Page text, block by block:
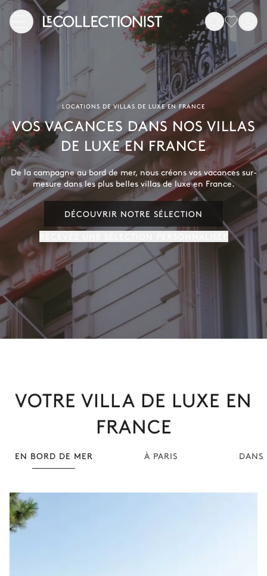
LOCATIONS DE VILLAS DE LUXE EN FRANCE
VOS VACANCES DANS NOS VILLAS
DE LUXE EN FRANCE
De la campagne au bord de mer, nous créons vos vacances sur-
mesure dans les plus belles villas de luxe en France.
DÉCOUVRIR NOTRE SÉLECTION
VOTRE VILLA DE LUXE EN
FRANCE
EN BORD DE MER À PARIS DANS